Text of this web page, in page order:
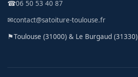
☎06 50 53 40 87
✉contact@satoiture-toulouse.fr
⚑Toulouse (31000) & Le Burgaud (31330)